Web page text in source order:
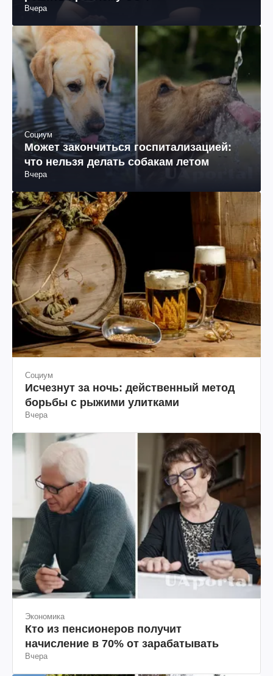
Вчера
Социум
Может закончиться госпитализацией:
что нельзя делать собакам летом
Вчера
Социум
Исчезнут за ночь: действенный метод
борьбы с рыжими улитками
Вчера
Экономика
Кто из пенсионеров получит
начисление в 70% от зарабатывать
Вчера